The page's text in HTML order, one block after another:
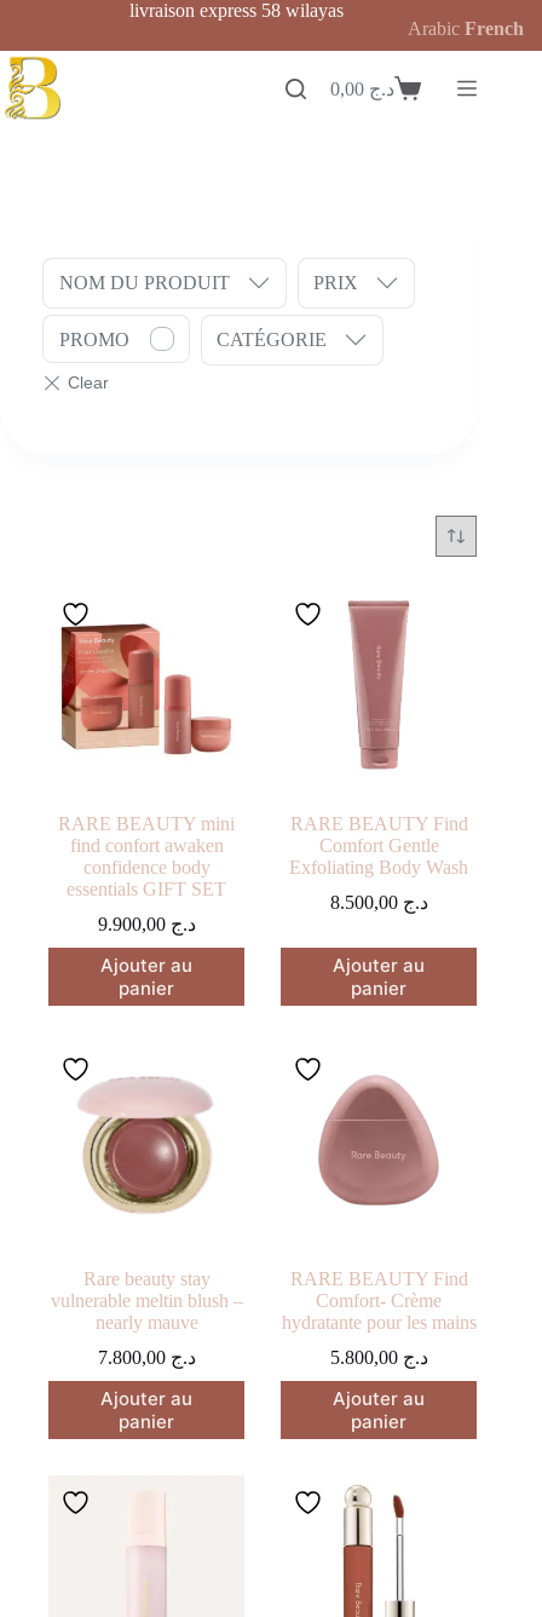
contenu
livraison express 58 wilayas
Panierد.ج
RARE BEAUTY mini
find confort awaken
confidence body
essentials GIFT SET
د.ج 9.900,00
Ajouter au
panier
RARE BEAUTY Find
Comfort Gentle
Exfoliating Body Wash
د.ج 8.500,00
Ajouter au
panier
Rare beauty stay
vulnerable meltin blush –
nearly mauve
د.ج 7.800,00
Ajouter au
panier
RARE BEAUTY Find
Comfort- Crème
hydratante pour les mains
د.ج 5.800,00
Ajouter au
panier
NOM DU PRODUIT PRIX
PROMO CATÉGORIE
Arabic French